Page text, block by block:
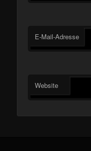
E-Mail-Adresse
Website